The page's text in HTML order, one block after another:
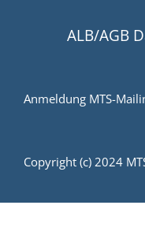
ALB/AGB
Anmeldung MTS-
Copyright (c) 2024